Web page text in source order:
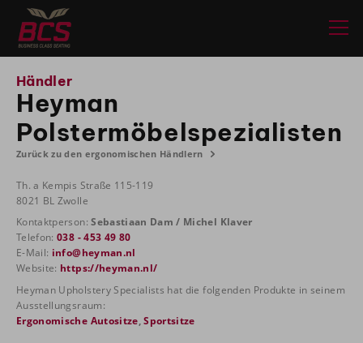
Händler
Heyman
Polstermöbelspezialisten
Zurück zu den ergonomischen Händlern
Th. a Kempis Straße 115-119
8021 BL Zwolle
Kontaktperson:Sebastiaan Dam / Michel Klaver
Telefon:038 - 453 49 80
E-Mail: info@heyman.nl
Website: https://heyman.nl/
Heyman Upholstery Specialists hat die folgenden Produkte in seinem
Ausstellungsraum:
Ergonomische Autositze ,Sportsitze